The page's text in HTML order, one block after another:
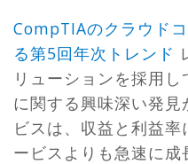
CompTIAのクラウド
る第5回年次トレンド
リューションを採用
に関する興味深い発
ビスは、収益と利益
ービスよりも急速に